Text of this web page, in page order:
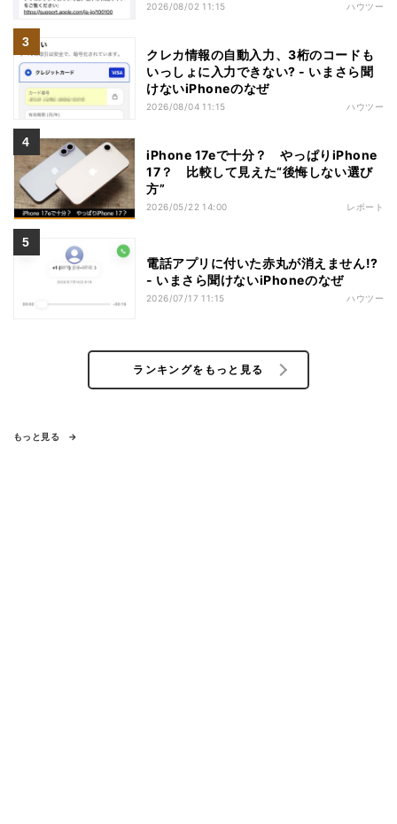
2026/08/02 11:15 ハウツー
クレカ情報の自動入力、3桁のコードも
いっしょに入力できない? - いまさら聞
けないiPhoneのなぜ
2026/08/04 11:15 ハウツー
iPhone 17eで十分？ やっぱりiPhone
17？ 比較して見えた“後悔しない選び
方”
2026/05/22 14:00 レポート
電話アプリに付いた赤丸が消えません!?
- いまさら聞けないiPhoneのなぜ
2026/07/17 11:15 ハウツー
ランキングをもっと見る
もっと見る